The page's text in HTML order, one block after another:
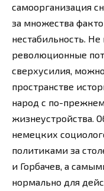
самоорганизация
за множества
нестабильность.
революционные
сверхусилия,
пространстве
народ с по-
жизнеустройства.
немецких
политиками за
и Горбачев, а
нормально для